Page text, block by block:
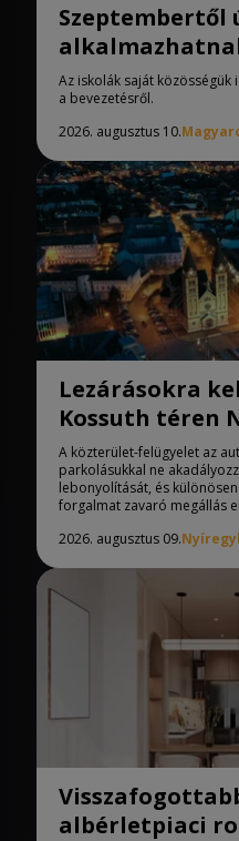
iskolák
Az iskolák saját
a bevezetésről.
2026. augusztus 10.
Lezárásokra
Kossuth téren
A közterület-felügyelet az
parkolásukkal ne
lebonyolítását, és
forgalmat zavaró megállás
2026. augusztus 09.
albérletpiaci